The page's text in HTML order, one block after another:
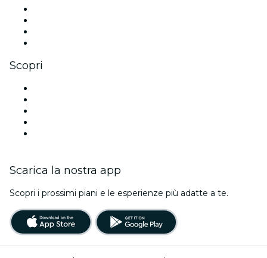
Scopri
Scarica la nostra app
Scopri i prossimi piani e le esperienze più adatte a te.